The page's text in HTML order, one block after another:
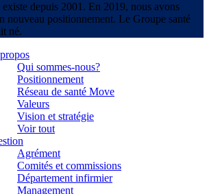
depuis 2001. En 2019, nous avons
nouveau positionnement. Le Groupe santé
né.
Qui sommes-nous?
Positionnement
Réseau de santé Move
Valeurs
Vision et stratégie
Voir tout
Agrément
Comités et commissions
Département infirmier
Management